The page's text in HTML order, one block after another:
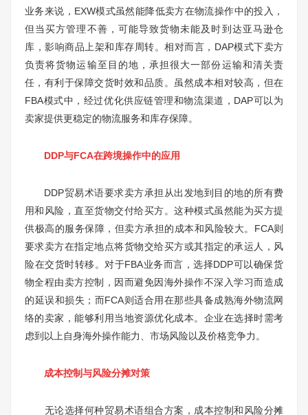
业务来说，EXW模式虽然能降低卖方在物流操作中的投入，
但当买方管理不善，可能导致货物未能及时到达亚马逊仓
库，影响商品上架和库存周转。相对而言，DAP模式下卖方
负责将货物运输至目的地，承担很大一部份运输和清关责
任，有利于保障交货时效和品质。虽然成本相对较高，但在
FBA模式中，经过优化供应链管理和物流渠道，DAP可以为
卖家提供更稳定的物流服务和库存保障。
DDP与FCA在跨境操作中的应用
DDP贸易术语要求卖方承担从出发地到目的地的所有费
用和风险，直至货物交付给买方。这种模式虽然能为买方提
供极高的服务保障，但卖方承担的成本和风险较大。FCA则
要求卖方在指定地点将货物交给买方或其指定的承运人，风
险在交货时转移。对于FBA业务而言，选择DDP可以确保货
物全程由卖方控制，因而避免因海外操作不深入学习而造成
的延误和损失；而FCA则适合用在那些具备成熟海外物流网
络的卖家，能够利用当地资源优化成本。企业在选择时需考
虑到以上自身海外操作能力、市场风险以及价格竞争力。
成本控制与风险分摊对策
无论选择何种贸易术语组合方案，成本控制和风险分摊